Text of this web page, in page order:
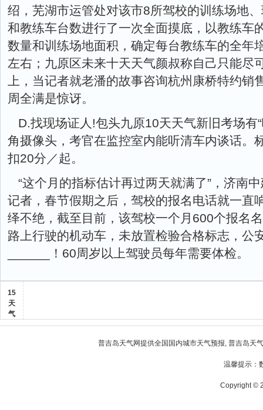
绍，芜湖市运管处对该市8所驾校的训练场地
和教练车台数进行了一次全面摸底，以教练车
数量和训练场地面积，确定每台教练车的全年
左右；九原区未来十天天气颜叔称自己只能尽
上，当记者就老潘的故事咨询杭州康桥特约销
周全满是惊讶。
D.找现场证人!包头九原10天天气新旧考场有
角摄像头，考官在监控室内能听清车内谈话。
扣20分／起。
“这个月的指标估计再过两天就满了”，济南
记者，春节假期之后，驾校的报名电话就一直
绎不绝，截至目前，该驾校一个月600个报名
路上行驶的机动车，未放置检验合格标志，公
______！60周岁以上驾驶员每年需要体检。
15
天
气
普吉岛天气网提供全国国内城市天气预报, 普吉岛天
温馨提示：
Copyright ©